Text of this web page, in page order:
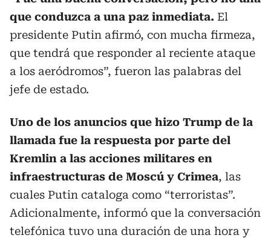
que conduzca a una paz inmediata. El
presidente Putin afirmó, con mucha firmeza,
que tendrá que responder al reciente ataque
a los aeródromos”, fueron las palabras del
jefe de estado.
Uno de los anuncios que hizo Trump de la
llamada fue la respuesta por parte del
Kremlin a las acciones militares en
infraestructuras de Moscú y Crimea, las
cuales Putin cataloga como “terroristas”.
Adicionalmente, informó que la conversación
telefónica tuvo una duración de una hora y